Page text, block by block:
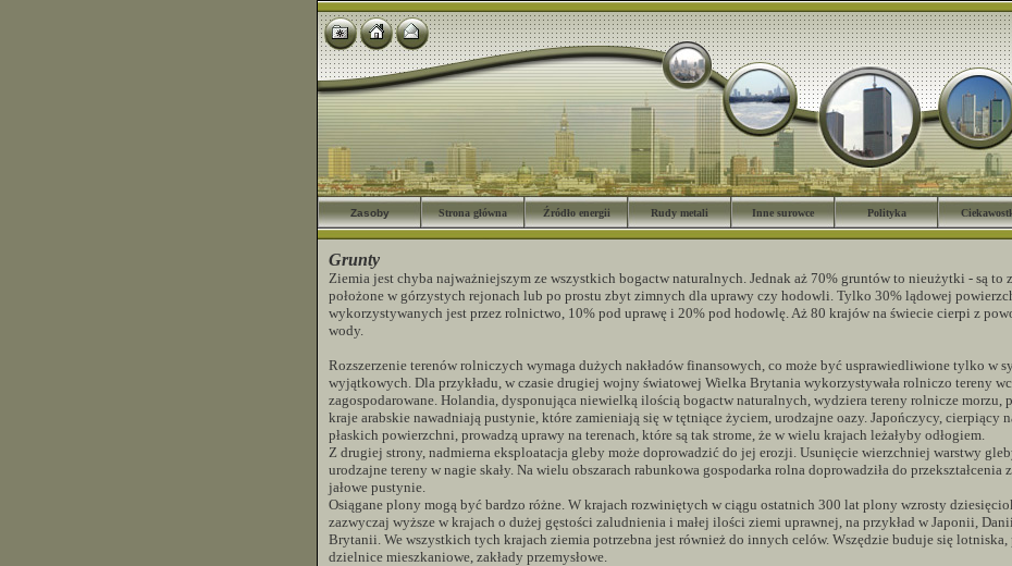
Zasoby Strona główna Źródło energii Rudy metali Inne surowce Polityka
Grunty
Ziemia jest chyba najważniejszym ze wszystkich bogactw naturalnych. Jednak aż 70% gruntów to nieużytki - są to
położone w górzystych rejonach lub po prostu zbyt zimnych dla uprawy czy hodowli. Tylko 30% lądowej
wykorzystywanych jest przez rolnictwo, 10% pod uprawę i 20% pod hodowlę. Aż 80 krajów na świecie cierpi z
wody.
Rozszerzenie terenów rolniczych wymaga dużych nakładów finansowych, co może być usprawiedliwione tylko w
wyjątkowych. Dla przykładu, w czasie drugiej wojny światowej Wielka Brytania wykorzystywała rolniczo tereny
zagospodarowane. Holandia, dysponująca niewielką ilością bogactw naturalnych, wydziera tereny rolnicze morzu,
kraje arabskie nawadniają pustynie, które zamieniają się w tętniące życiem, urodzajne oazy. Japończycy, cierpiący
płaskich powierzchni, prowadzą uprawy na terenach, które są tak strome, że w wielu krajach leżałyby odłogiem.
Z drugiej strony, nadmierna eksploatacja gleby może doprowadzić do jej erozji. Usunięcie wierzchniej warstwy
urodzajne tereny w nagie skały. Na wielu obszarach rabunkowa gospodarka rolna doprowadziła do
jałowe pustynie.
Osiągane plony mogą być bardzo różne. W krajach rozwiniętych w ciągu ostatnich 300 lat plony wzrosty
zazwyczaj wyższe w krajach o dużej gęstości zaludnienia i małej ilości ziemi uprawnej, na przykład w Japonii,
Brytanii. We wszystkich tych krajach ziemia potrzebna jest również do innych celów. Wszędzie buduje się
dzielnice mieszkaniowe, zakłady przemysłowe.